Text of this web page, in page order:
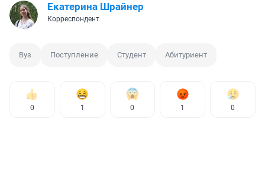
Екатерина Шрайнер
Корреспондент
Вуз Поступление Студент Абитуриент
0 1 0 1 0